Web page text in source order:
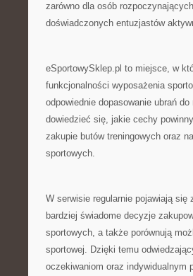
zarówno dla osób
doświadczonych entuzjastów
eSportowySklep.pl to miejsce, w
funkcjonalności wyposażenia
odpowiednie dopasowanie ubrań
dowiedzieć się, jakie cechy
zakupie butów treningowych oraz
sportowych.
W serwisie regularnie pojawiają
bardziej świadome decyzje
sportowych, a także porównują
sportowej. Dzięki temu
oczekiwaniom oraz indywidualnym